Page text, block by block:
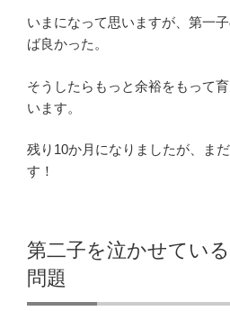
いまになって思いますが、第一
ば良かった。
そうしたらもっと余裕をもって
います。
残り10か月になりましたが、ま
す！
第二子を泣かせてい
問題